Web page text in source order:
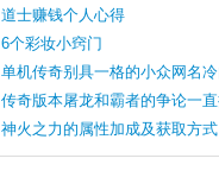
道士赚钱个人心得
6个彩妆小窍门
单机传奇别具一格的小众网名
见惊艳的网名
传奇版本屠龙和霸者的争论一直
这把绝世神兵的出现才平息
神火之力的属性加成及获取方式